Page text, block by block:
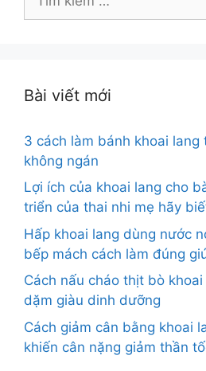
kiếm
Bài viết mới
3 cách làm bánh khoai lang
không ngán
Lợi ích của khoai lang cho
triển của thai nhi mẹ hãy
Hấp khoai lang dùng nước
bếp mách cách làm đúng
Cách nấu cháo thịt bò
dặm giàu dinh dưỡng
Cách giảm cân bằng khoai
khiến cân nặng giảm thần